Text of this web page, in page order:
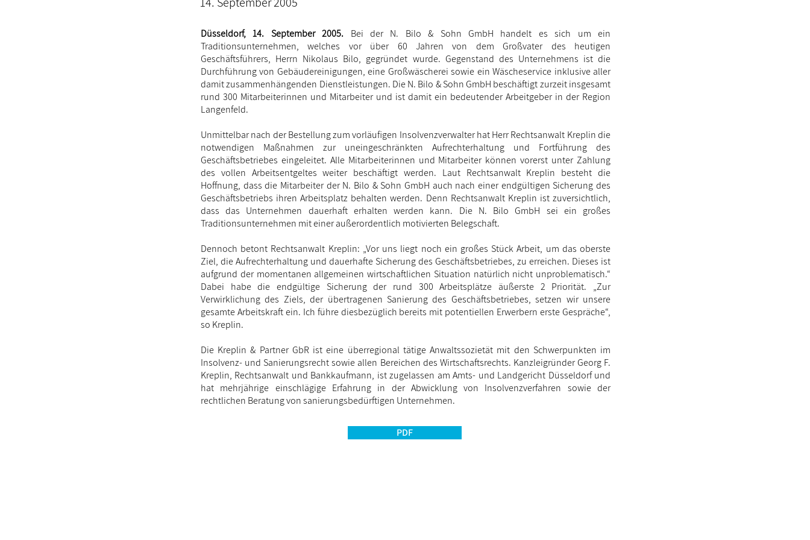
Düsseldorf, 14. September 2005. Bei der N. Bilo & Sohn GmbH handelt es sich um ein
Traditionsunternehmen, welches vor über 60 Jahren von dem Großvater des heutigen
Geschäftsführers, Herrn Nikolaus Bilo, gegründet wurde. Gegenstand des Unternehmens ist die
Durchführung von Gebäudereinigungen, eine Großwäscherei sowie ein Wäscheservice inklusive aller
damit zusammenhängenden Dienstleistungen. Die N. Bilo & Sohn GmbH beschäftigt zurzeit insgesamt
rund 300 Mitarbeiterinnen und Mitarbeiter und ist damit ein bedeutender Arbeitgeber in der Region
Langenfeld.
Unmittelbar nach der Bestellung zum vorläufigen Insolvenzverwalter hat Herr Rechtsanwalt Kreplin die
notwendigen Maßnahmen zur uneingeschränkten Aufrechterhaltung und Fortführung des
Geschäftsbetriebes eingeleitet. Alle Mitarbeiterinnen und Mitarbeiter können vorerst unter Zahlung
des vollen Arbeitsentgeltes weiter beschäftigt werden. Laut Rechtsanwalt Kreplin besteht die
Hoffnung, dass die Mitarbeiter der N. Bilo & Sohn GmbH auch nach einer endgültigen Sicherung des
Geschäftsbetriebs ihren Arbeitsplatz behalten werden. Denn Rechtsanwalt Kreplin ist zuversichtlich,
dass das Unternehmen dauerhaft erhalten werden kann. Die N. Bilo GmbH sei ein großes
Traditionsunternehmen mit einer außerordentlich motivierten Belegschaft.
Dennoch betont Rechtsanwalt Kreplin: „Vor uns liegt noch ein großes Stück Arbeit, um das oberste
Ziel, die Aufrechterhaltung und dauerhafte Sicherung des Geschäftsbetriebes, zu erreichen. Dieses ist
aufgrund der momentanen allgemeinen wirtschaftlichen Situation natürlich nicht unproblematisch.“
Dabei habe die endgültige Sicherung der rund 300 Arbeitsplätze äußerste 2 Priorität. „Zur
Verwirklichung des Ziels, der übertragenen Sanierung des Geschäftsbetriebes, setzen wir unsere
gesamte Arbeitskraft ein. Ich führe diesbezüglich bereits mit potentiellen Erwerbern erste Gespräche“,
so Kreplin.
Die Kreplin & Partner GbR ist eine überregional tätige Anwaltssozietät mit den Schwerpunkten im
Insolvenz- und Sanierungsrecht sowie allen Bereichen des Wirtschaftsrechts. Kanzleigründer Georg F.
Kreplin, Rechtsanwalt und Bankkaufmann, ist zugelassen am Amts- und Landgericht Düsseldorf und
hat mehrjährige einschlägige Erfahrung in der Abwicklung von Insolvenzverfahren sowie der
rechtlichen Beratung von sanierungsbedürftigen Unternehmen.
PDF